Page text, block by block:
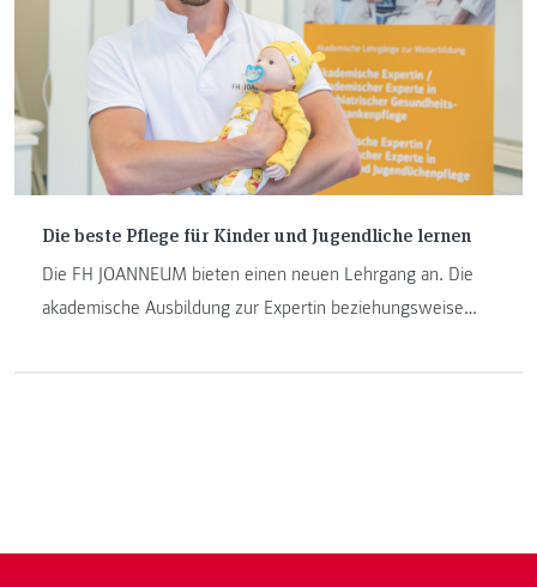
Die beste Pflege für Kinder und Jugendliche lernen
Die FH JOANNEUM bieten einen neuen Lehrgang an. Die
akademische Ausbildung zur Expertin beziehungsweise